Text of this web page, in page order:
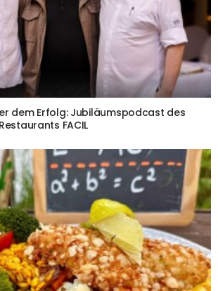
dem Erfolg: Jubiläumspodcast des
FACIL